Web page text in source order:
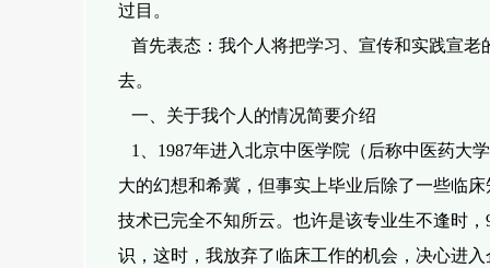
过目。
首先表态：我个人将把学习、宣传和实践宣
去。
一、关于我个人的情况简要介绍
1、1987年进入北京中医学院（后称中医药大
大的幻想和希冀，但事实上毕业后除了一些临
技术已完全不知所云。也许是该专业生不逢时，
识，这时，我放弃了临床工作的机会，决心进